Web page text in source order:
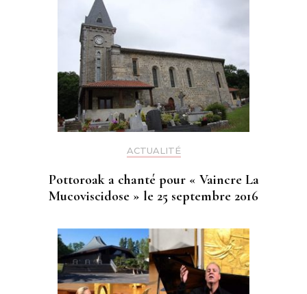
ACTUALITÉ
Pottoroak a chanté pour « Vaincre La
Mucoviscidose » le 25 septembre 2016